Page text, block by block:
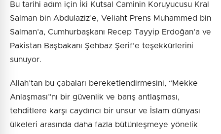
Bu tarihi adım için İki Kutsal Caminin Koruyucusu Kral
Salman bin Abdulaziz’e, Veliaht Prens Muhammed bin
Salman’a, Cumhurbaşkanı Recep Tayyip Erdoğan’a ve
Pakistan Başbakanı Şehbaz Şerif’e teşekkürlerini
sunuyor.
Allah’tan bu çabaları bereketlendirmesini, “Mekke
Anlaşması”nı bir güvenlik ve barış antlaşması,
tehditlere karşı caydırıcı bir unsur ve İslam dünyası
ülkeleri arasında daha fazla bütünleşmeye yönelik